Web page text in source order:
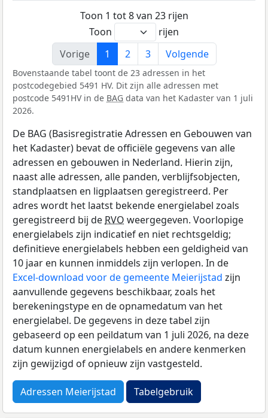
Toon 1 tot 8 van 23 rijen
Toon
rijen
Vorige
1 2 3 Volgende
Bovenstaande tabel toont de 23 adressen in het
postcodegebied 5491 HV. Dit zijn alle adressen met
postcode 5491HV in de BAG data van het Kadaster van 1 juli
2026.
De BAG (Basisregistratie Adressen en Gebouwen van
het Kadaster) bevat de officiële gegevens van alle
adressen en gebouwen in Nederland. Hierin zijn,
naast alle adressen, alle panden, verblijfsobjecten,
standplaatsen en ligplaatsen geregistreerd. Per
adres wordt het laatst bekende energielabel zoals
geregistreerd bij de RVO weergegeven. Voorlopige
energielabels zijn indicatief en niet rechtsgeldig;
definitieve energielabels hebben een geldigheid van
10 jaar en kunnen inmiddels zijn verlopen. In de
Excel-download voor de gemeente Meierijstad zijn
aanvullende gegevens beschikbaar, zoals het
berekeningstype en de opnamedatum van het
energielabel. De gegevens in deze tabel zijn
gebaseerd op een peildatum van 1 juli 2026, na deze
datum kunnen energielabels en andere kenmerken
zijn gewijzigd of opnieuw zijn vastgesteld.
Adressen Meierijstad Tabelgebruik